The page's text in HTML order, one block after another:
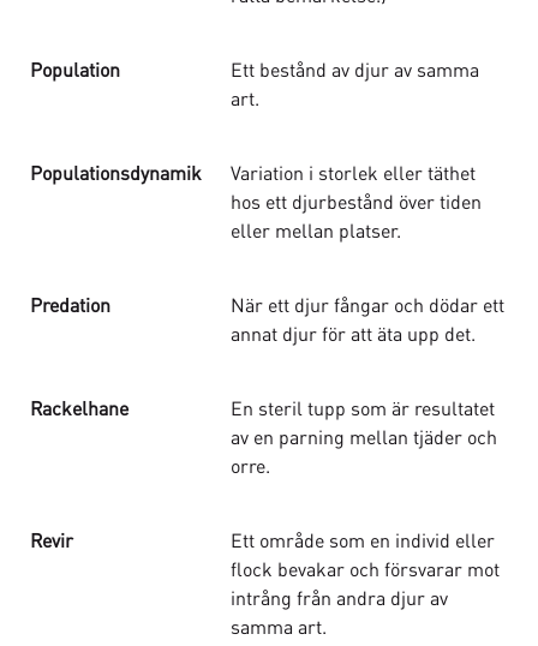
Population
Ett bestånd av djur av samma
art.
Populationsdynamik
Variation i storlek eller täthet
hos ett djurbestånd över tiden
eller mellan platser.
Predation
När ett djur fångar och dödar ett
annat djur för att äta upp det.
Rackelhane
En steril tupp som är resultatet
av en parning mellan tjäder och
orre.
Revir
Ett område som en individ eller
flock bevakar och försvarar mot
intrång från andra djur av
samma art.